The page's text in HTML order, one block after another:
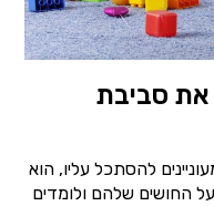
את סביבת
להסתכל עליו, הוא
החושים שלהם ולומדים